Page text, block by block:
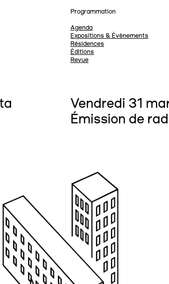
Programmation
Agenda
Expositions & Évènements
Résidences
Éditions
Revue
Vendredi 31
Émission de